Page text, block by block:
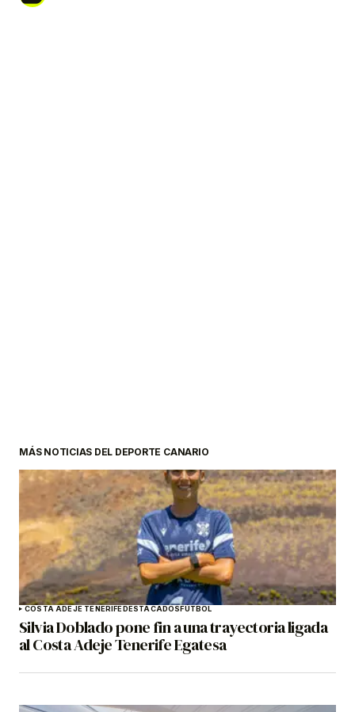
MÁS NOTICIAS DEL DEPORTE CANARIO
COSTA ADEJE TENERIFEDESTACADOSFÚTBOL
Silvia Doblado pone fin a una trayectoria ligada
al Costa Adeje Tenerife Egatesa